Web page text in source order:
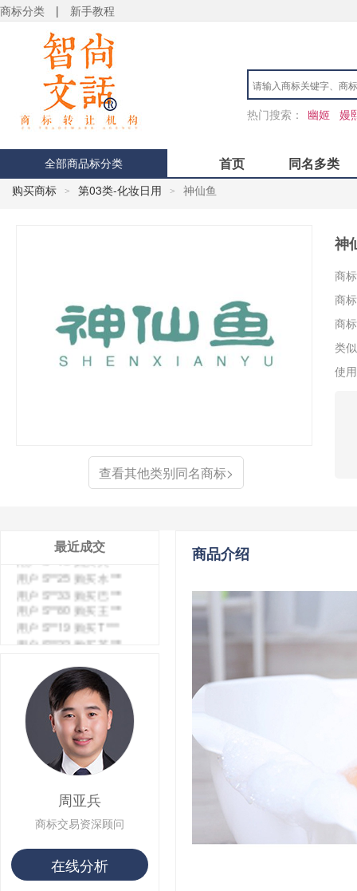
商标分类 | 新手教程
热门搜索： 幽姬 嫚
全部商品标分类 首页 同名多类
购买商标 > 第03类-化妆日用 > 神仙鱼
查看其他类别同名商标>
神
商
商
商
类
使
最近成交
用户 S**4 购买 天***
用户 S**6 购买 七***
用户 S**0 购买 冠***
用户 S**1 购买 皇***
用户 S**8 购买 专***
用户 S**16 购买 火***
用户 S**25 购买 水***
用户 S**33 购买 巴***
用户 S**80 购买 王***
用户 S**19 购买 T***
用户 S**22 购买 茶***
用户 S**68 购买 俏***
周亚兵
商标交易资深顾问
在线分析
商品介绍